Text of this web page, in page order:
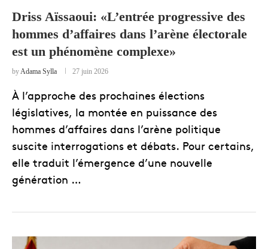
Driss Aïssaoui: «L’entrée progressive des
hommes d’affaires dans l’arène électorale
est un phénomène complexe»
byAdama Sylla 27 juin 2026
À l’approche des prochaines élections
législatives, la montée en puissance des
hommes d’affaires dans l’arène politique
suscite interrogations et débats. Pour certains,
elle traduit l’émergence d’une nouvelle
génération …